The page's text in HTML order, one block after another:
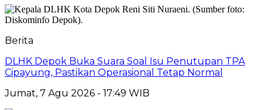
Berita
DLHK Depok Buka Suara Soal Isu Penutupan TPA
Cipayung, Pastikan Operasional Tetap Normal
Jumat, 7 Agu 2026 - 17:49 WIB